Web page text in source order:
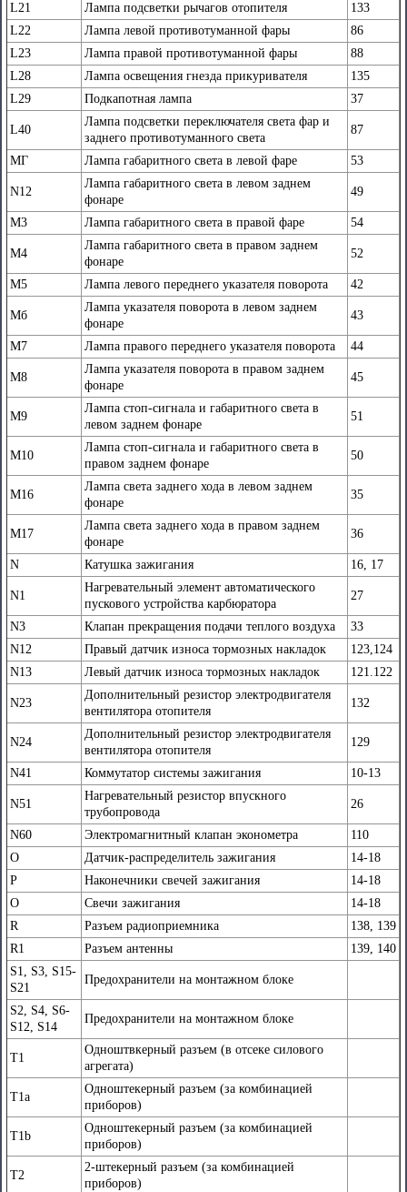
L21
Лампа подсветки рычагов отопителя
133
L22
Лампа левой противотуманной фары
86
L23
Лампа правой противотуманной фары
88
L28
Лампа освещения гнезда прикуривателя
135
L29
Подкапотная лампа 37
L40
Лампа подсветки переключателя света фар и
заднего противотуманного света
87
МГ Лампа габаритного света в левой фаре 53
N12
Лампа габаритного света в левом заднем
фонаре
49
М3 Лампа габаритного света в правой фаре 54
М4
Лампа габаритного света в правом заднем
фонаре
52
М5 Лампа левого переднего указателя поворота 42
Мб
Лампа указателя поворота в левом заднем
фонаре
43
М7 Лампа правого переднего указателя поворота 44
М8
Лампа указателя поворота в правом заднем
фонаре
45
М9
Лампа стоп-сигнала и габаритного света в
левом заднем фонаре
51
М10
Лампа стоп-сигнала и габаритного света в
правом заднем фонаре
50
М16
Лампа света заднего хода в левом заднем
фонаре
35
М17
Лампа света заднего хода в правом заднем
фонаре
36
N Катушка зажигания 16, 17
N1
Нагревательный элемент автоматического
пускового устройства карбюратора
27
N3 Клапан прекращения подачи теплого воздуха
33
N12
Правый датчик износа тормозных накладок
123,124
N13
Левый датчик износа тормозных накладок 121.122
N23
Дополнительный резистор электродвигателя
вентилятора отопителя
132
N24
Дополнительный резистор электродвигателя
вентилятора отопителя
129
N41 Коммутатор системы зажигания 10-13
N51
Нагревательный резистор впускного
трубопровода
26
N60 Электромагнитный клапан эконометра
110
О
Датчик-распределитель зажигания
14-18
Р
Наконечники свечей зажигания
14-18
О
Свечи зажигания
14-18
R
Разъем радиоприемника
138, 139
R1
Разъем антенны
139, 140
S1, S3, S15-
S21
Предохранители на монтажном блоке
S2, S4, S6-
S12, S14
Предохранители на монтажном блоке
Т1
Одноштвкерный разъем (в отсеке силового
агрегата)
Т1а
Одноштекерный разъем (за комбинацией
приборов)
Т1b
Одноштекерный разъем (за комбинацией
приборов)
Т2
2-штекерный разъем (за комбинацией
приборов)